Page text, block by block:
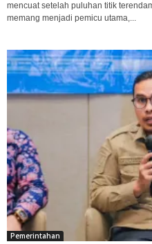
mencuat setelah puluhan titik
memang menjadi pemicu utama,...
Pemerintahan